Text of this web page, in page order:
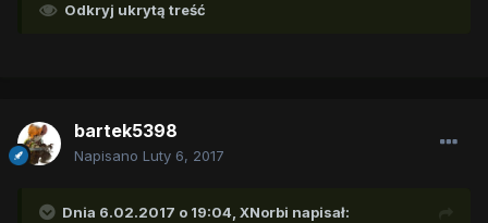
Odkryj ukrytą treść
bartek5398
Napisano Luty 6, 2017
Dnia 6.02.2017 o 19:04, XNorbi napisał: